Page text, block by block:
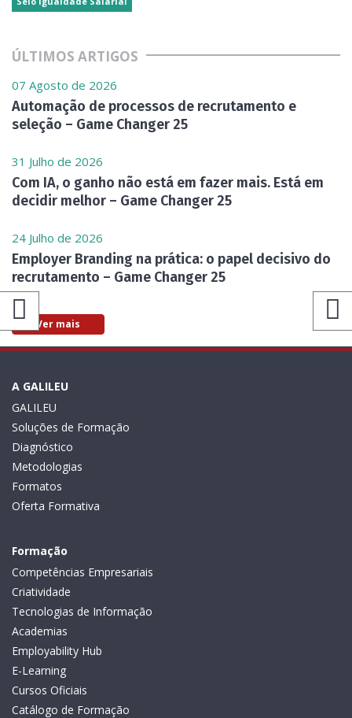
ÚLTIMOS ARTIGOS
07 Agosto de 2026
Automação de processos de recrutamento e
seleção – Game Changer 25
31 Julho de 2026
Com IA, o ganho não está em fazer mais. Está em
decidir melhor – Game Changer 25
24 Julho de 2026
Employer Branding na prática: o papel decisivo do
recrutamento – Game Changer 25
Ver mais
A GALILEU
GALILEU
Soluções de Formação
Diagnóstico
Metodologias
Formatos
Oferta Formativa
Formação
Competências Empresariais
Criatividade
Tecnologias de Informação
Academias
Employability Hub
E-Learning
Cursos Oficiais
Catálogo de Formação